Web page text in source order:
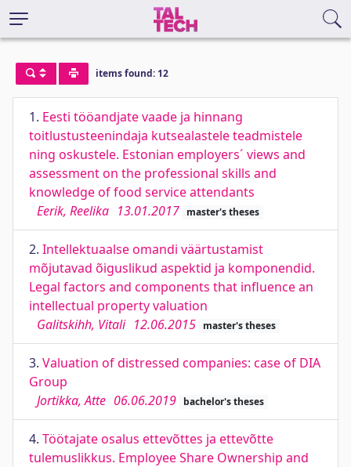
items found: 12
1. Eesti tööandjate vaade ja hinnang
toitlustusteenindaja kutsealastele teadmistele
ning oskustele. Estonian employers´ views and
assessment on the professional skills and
knowledge of food service attendants
Eerik, Reelika 13.01.2017 master's theses
2. Intellektuaalse omandi väärtustamist
mõjutavad õiguslikud aspektid ja komponendid.
Legal factors and components that influence an
intellectual property valuation
Galitskihh, Vitali 12.06.2015 master's theses
3. Valuation of distressed companies: case of DIA
Group
Jortikka, Atte 06.06.2019 bachelor's theses
4. Töötajate osalus ettevõttes ja ettevõtte
tulemuslikkus. Employee Share Ownership and